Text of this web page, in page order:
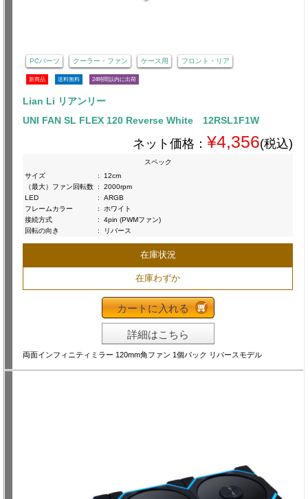
PCパーツ クーラー・ファン ケース用 フロント・リア
新商品 送料無料 24時間以内に出荷
Lian Li リアンリー
UNI FAN SL FLEX 120 Reverse White 12RSL1F1W
ネット価格： ¥4,356(税込)
スペック
サイズ
:
12cm
（最大）ファン回転数 :
2000rpm
LED
:
ARGB
フレームカラー
:
ホワイト
接続方式
:
4pin (PWMファン)
回転の向き
: リバース
在庫状況
在庫わずか
カートに入れる
詳細はこちら
両面インフィニティミラー 120mm角ファン 1個パック リバースモデル